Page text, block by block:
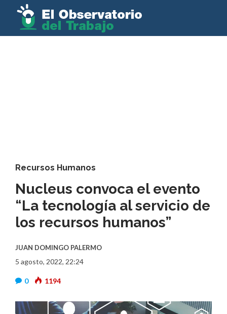
Recursos Humanos
Nucleus convoca el evento
“La tecnología al servicio de
los recursos humanos”
JUAN DOMINGO PALERMO
5 agosto, 2022, 22:24
0 1194